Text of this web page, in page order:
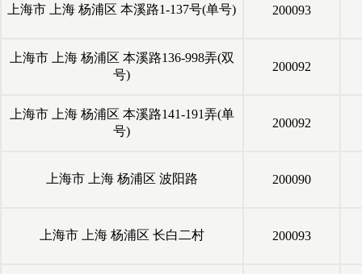
上海市 上海 杨浦区 本溪路1-137号(单号) 200093
上海市 上海 杨浦区 本溪路136-998弄(双
号)
200092
上海市 上海 杨浦区 本溪路141-191弄(单
号)
200092
上海市 上海 杨浦区 波阳路 200090
上海市 上海 杨浦区 长白二村 200093